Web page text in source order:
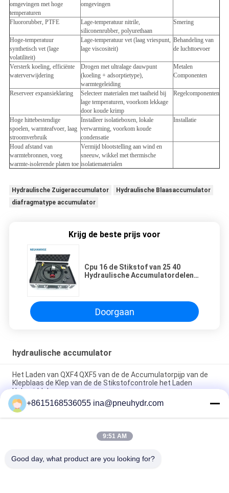
omgevingen met hoge
temperaturen
omgevingen
Fluororubber, PTFE
Lage-temperatuur nitrile,
siliconenrubber, polyurethaan
Smering
Hoge-temperatuur
synthetisch vet (lage
volatiliteit)
Lage-temperatuur vet (laag vriespunt,
lage viscositeit)
Behandeling van
de luchttoevoer
Versterk koeling, efficiënte
waterverwijdering
Drogen met ultralage dauwpunt
(koeling + adsorptietype),
warmtegeleiding
Metalen
Componenten
Reserveer expansieklaring
Selecteer materialen met taaiheid bij
lage temperaturen, voorkom lekkage
door koude krimp
Regelcomponenten
Hoge hittebestendige
spoelen, warmteafvoer, laag
stroomverbruik
Installeer isolatieboxen, lokale
verwarming, voorkom koude
condensatie
Installatie
Houd afstand van
warmtebronnen, voeg
warmte-isolerende platen toe
Vermijd blootstelling aan wind en
sneeuw, wikkel met thermische
isolatiematerialen
Hydraulische Zuigeraccumulator
Hydraulische Blaasaccumulator
diafragmatype accumulator
Krijg de beste prijs voor
Cpu 16 de Stikstof van 25 40
Hydraulische Accumulatordelen
Doorgaan
hydraulische accumulator
Het Laden van QXF4 QXF5 van de de Accumulatorpijp van de
Klepblaas de Klep van de de Stikstofcontrole het Laden
Hulpmiddelen
De Hydraulische Accumulator die van de draadverbinding Klep
met Hoge druk tegenhouden
Rechtstreekse de Overstromingsklep van de Koolstofstaal
+8615168536055 ina@pneuhydr.com
9:51 AM
Good day, what product are you looking for?